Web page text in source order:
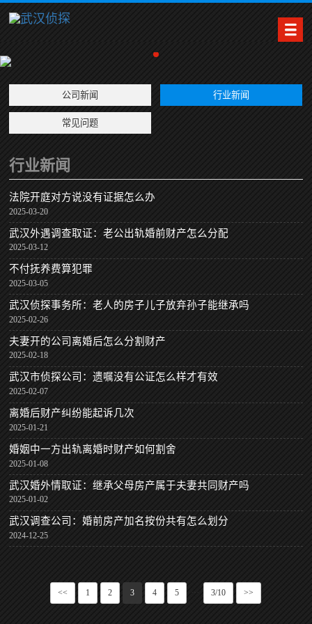
公司新闻 行业新闻
常见问题
行业新闻
法院开庭对方说没有证据怎么办
2025-03-20
武汉外遇调查取证：老公出轨婚前财产怎么分配
2025-03-12
不付抚养费算犯罪
2025-03-05
武汉侦探事务所：老人的房子儿子放弃孙子能继承吗
2025-02-26
夫妻开的公司离婚后怎么分割财产
2025-02-18
武汉市侦探公司：遗嘱没有公证怎么样才有效
2025-02-07
离婚后财产纠纷能起诉几次
2025-01-21
婚姻中一方出轨离婚时财产如何割舍
2025-01-08
武汉婚外情取证：继承父母房产属于夫妻共同财产吗
2025-01-02
武汉调查公司：婚前房产加名按份共有怎么划分
2024-12-25
<< 1 2 3 4 5 3/10 >>